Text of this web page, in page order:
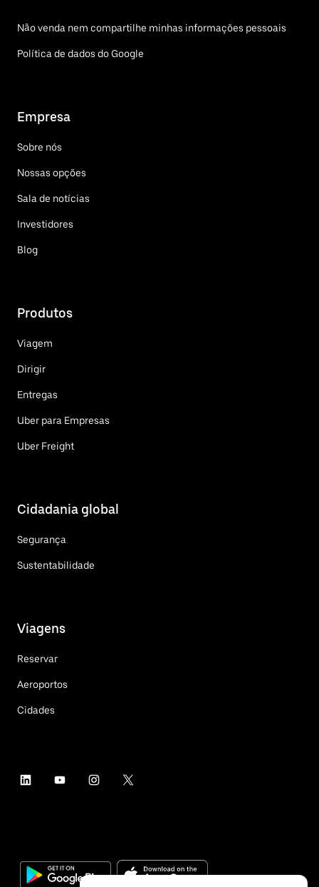
Não venda nem compartilhe minhas informações pessoais
Política de dados do Google
Empresa
Sobre nós
Nossas opções
Sala de notícias
Investidores
Blog
Produtos
Viagem
Dirigir
Entregas
Uber para Empresas
Uber Freight
Cidadania global
Segurança
Sustentabilidade
Viagens
Reservar
Aeroportos
Cidades